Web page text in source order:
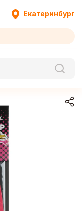
Екатеринбург